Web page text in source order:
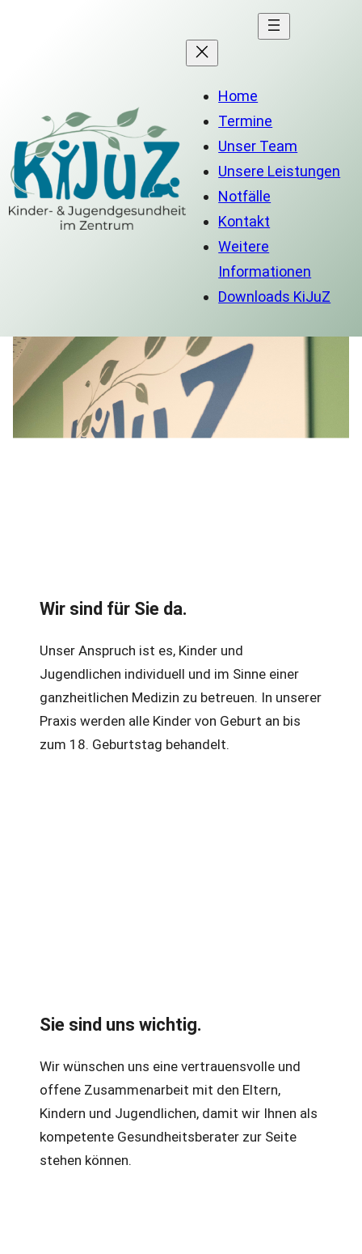
Home
Termine
Unser Team
Unsere Leistungen
Notfälle
Kontakt
Weitere
Informationen
Downloads KiJuZ
Wir sind für Sie da.
Unser Anspruch ist es, Kinder und
Jugendlichen individuell und im Sinne einer
ganzheitlichen Medizin zu betreuen. In unserer
Praxis werden alle Kinder von Geburt an bis
zum 18. Geburtstag behandelt.
Sie sind uns wichtig.
Wir wünschen uns eine vertrauensvolle und
offene Zusammenarbeit mit den Eltern,
Kindern und Jugendlichen, damit wir Ihnen als
kompetente Gesundheitsberater zur Seite
stehen können.